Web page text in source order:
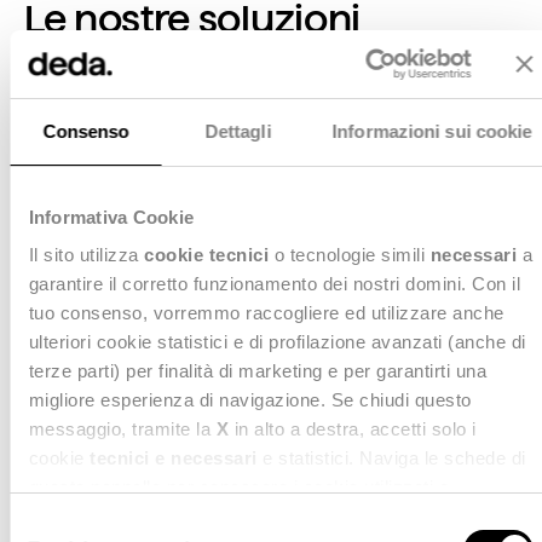
Consenso Dettagli Informazioni sui cookie
Informativa Cookie
Il sito utilizza cookie tecnici o tecnologie simili necessari a
garantire il corretto funzionamento dei nostri domini. Con il
tuo consenso, vorremmo raccogliere ed utilizzare anche
ulteriori cookie statistici e di profilazione avanzati (anche di
terze parti) per finalità di marketing e per garantirti una
migliore esperienza di navigazione. Se chiudi questo
messaggio, tramite la X in alto a destra, accetti solo i
Le nostre soluzioni
Raccogliamo le sfide che i nostri clienti
affrontano ogni giorno, rilanciandole verso
nuovi livelli evolutivi, concretizzando le idee ed
integrandole nell’operatività dei processi di
capaci di supportare il Change Management
verso risultati e KPI più sfidanti, analizzando e
proteggendo in modo sicuro i Dati.
Digital Transformation
Scopri di più